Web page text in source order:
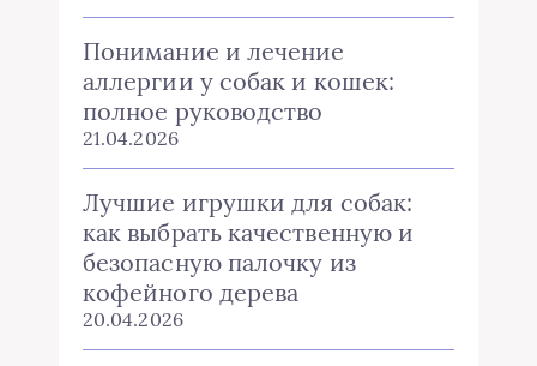
Понимание и лечение
аллергии у собак и кошек:
полное руководство
21.04.2026
Лучшие игрушки для собак:
как выбрать качественную и
безопасную палочку из
кофейного дерева
20.04.2026